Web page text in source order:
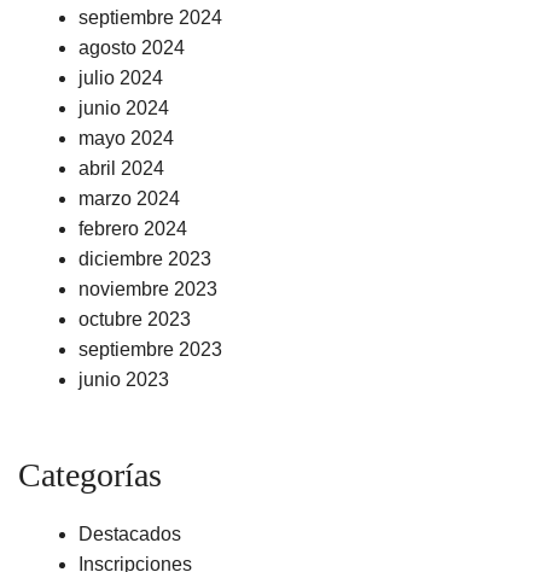
septiembre 2024
agosto 2024
julio 2024
junio 2024
mayo 2024
abril 2024
marzo 2024
febrero 2024
diciembre 2023
noviembre 2023
octubre 2023
septiembre 2023
junio 2023
Categorías
Destacados
Inscripciones